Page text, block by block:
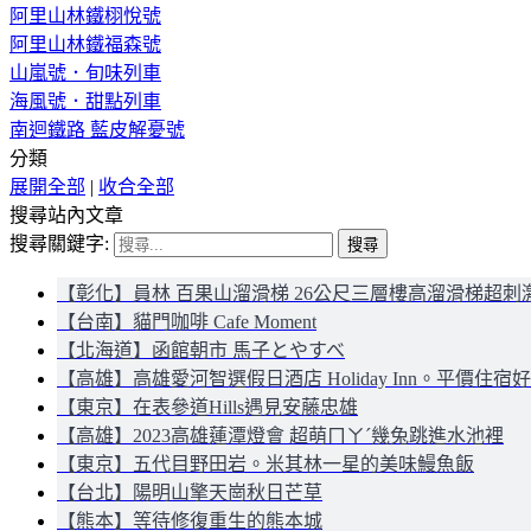
阿里山林鐵栩悅號
阿里山林鐵福森號
山嵐號．旬味列車
海風號．甜點列車
南迴鐵路 藍皮解憂號
分類
展開全部 | 收合全部
搜尋站內文章
搜尋關鍵字:
【彰化】員林 百果山溜滑梯 26公尺三層樓高溜滑梯超刺
【台南】貓門咖啡 Cafe Moment
【北海道】函館朝市 馬子とやすべ
【高雄】高雄愛河智選假日酒店 Holiday Inn。平價住宿
【東京】在表參道Hills遇見安藤忠雄
【高雄】2023高雄蓮潭燈會 超萌ㄇㄚˊ幾兔跳進水池裡
【東京】五代目野田岩。米其林一星的美味鰻魚飯
【台北】陽明山擎天崗秋日芒草
【熊本】等待修復重生的熊本城